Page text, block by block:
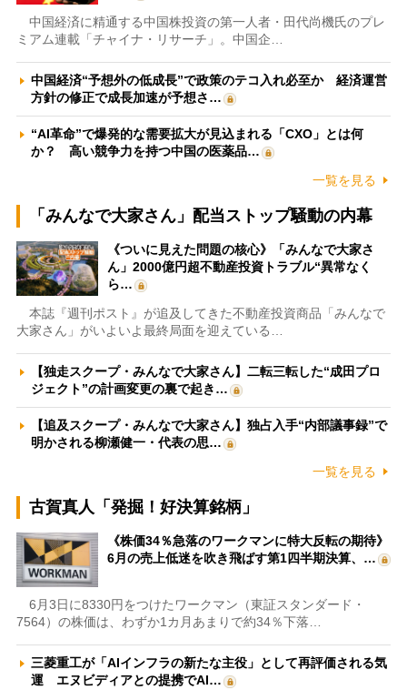
中国経済に精通する中国株投資の第一人者・田代尚機氏のプレ
ミアム連載「チャイナ・リサーチ」。中国企…
中国経済“予想外の低成長”で政策のテコ入れ必至か 経済運営
方針の修正で成長加速が予想さ…
“AI革命”で爆発的な需要拡大が見込まれる「CXO」とは何
か？ 高い競争力を持つ中国の医薬品…
一覧を見る
「みんなで大家さん」配当ストップ騒動の内幕
《ついに見えた問題の核心》「みんなで大家さ
ん」2000億円超不動産投資トラブル“異常なく
ら…
本誌『週刊ポスト』が追及してきた不動産投資商品「みんなで
大家さん」がいよいよ最終局面を迎えている…
【独走スクープ・みんなで大家さん】二転三転した“成田プロ
ジェクト”の計画変更の裏で起き…
【追及スクープ・みんなで大家さん】独占入手“内部議事録”で
明かされる柳瀬健一・代表の思…
一覧を見る
古賀真人「発掘！好決算銘柄」
《株価34％急落のワークマンに特大反転の期待》
6月の売上低迷を吹き飛ばす第1四半期決算、…
6月3日に8330円をつけたワークマン（東証スタンダード・
7564）の株価は、わずか1カ月あまりで約34％下落…
三菱重工が「AIインフラの新たな主役」として再評価される気
運 エヌビディアとの提携でAI…